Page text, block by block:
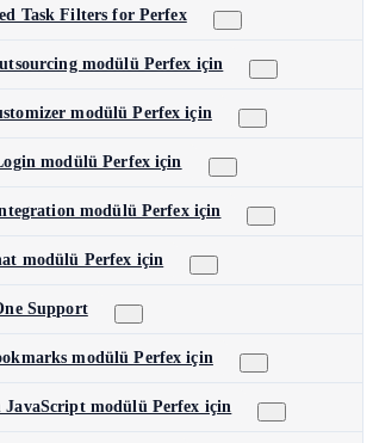
Task Filters for Perfex
modülü Perfex için
modülü Perfex için
modülü Perfex için
modülü Perfex için
modülü Perfex için
Support
modülü Perfex için
JavaScript modülü Perfex için